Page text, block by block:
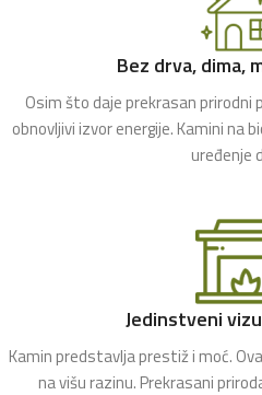
Bez drva, dima,
Osim što daje prekrasan prirodni
obnovljivi izvor energije. Kamini na
uređenje
Jedinstveni
Kamin predstavlja prestiž i moć.
na višu razinu. Prekrasani